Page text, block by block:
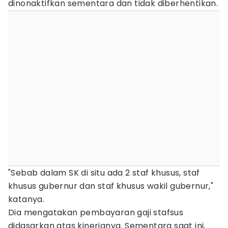
dinonaktifkan sementara dan tidak diberhentikan.
"Sebab dalam SK di situ ada 2 staf khusus, staf
khusus gubernur dan staf khusus wakil gubernur,"
katanya.
Dia mengatakan pembayaran gaji stafsus